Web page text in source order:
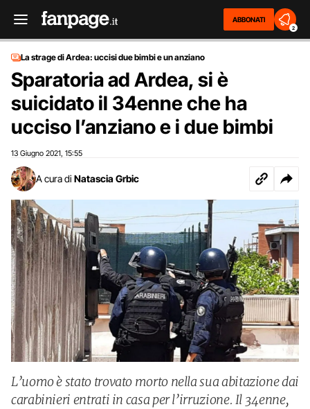
ABBONATI
2
La strage di Ardea: uccisi due bimbi e un anziano
Sparatoria ad Ardea, si è
suicidato il 34enne che ha
ucciso l’anziano e i due bimbi
13 Giugno 2021 15:55
A cura di Natascia Grbic
L’uomo è stato trovato morto nella sua abitazione dai
carabinieri entrati in casa per l’irruzione. Il 34enne,